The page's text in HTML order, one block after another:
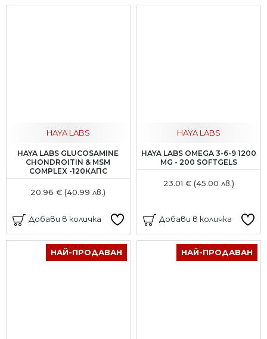
HAYA LABS
HAYA LABS GLUCOSAMINE
CHONDROITIN & MSM
COMPLEX -120КАПС
20.96 € (40.99 лв.)
Добави в количка
HAYA LABS
HAYA LABS OMEGA 3-6-9 1200
MG - 200 SOFTGELS
23.01 € (45.00 лв.)
Добави в количка
НАЙ-ПРОДАВАН НАЙ-ПРОДАВАН